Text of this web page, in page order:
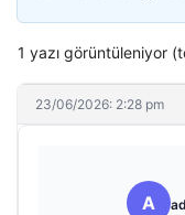
1 yazı görüntüleniyor
23/06/2026: 2:28 pm
A